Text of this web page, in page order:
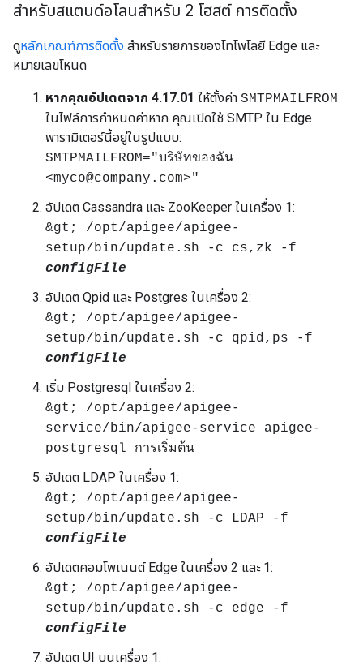
สำหรับสแตนด์อโลนสำหรับ 2 โฮสต์ การติดตั้ง
ดูหลักเกณฑ์การติดตั้ง สำหรับรายการของโทโพโลยี Edge และ
หมายเลขโหนด
หากคุณอัปเดตจาก 4.17.01 ให้ตั้งค่า SMTPMAILFROM
ในไฟล์การกำหนดค่าหาก คุณเปิดใช้ SMTP ใน Edge
พารามิเตอร์นี้อยู่ในรูปแบบ:
SMTPMAILFROM="บริษัทของฉัน
<myco@company.com>"
อัปเดต Cassandra และ ZooKeeper ในเครื่อง 1:
&gt; /opt/apigee/apigee-
setup/bin/update.sh -c cs,zk -f
configFile
อัปเดต Qpid และ Postgres ในเครื่อง 2:
&gt; /opt/apigee/apigee-
setup/bin/update.sh -c qpid,ps -f
configFile
เริ่ม Postgresql ในเครื่อง 2:
&gt; /opt/apigee/apigee-
service/bin/apigee-service apigee-
postgresql การเริ่มต้น
อัปเดต LDAP ในเครื่อง 1:
&gt; /opt/apigee/apigee-
setup/bin/update.sh -c LDAP -f
configFile
อัปเดตคอมโพเนนต์ Edge ในเครื่อง 2 และ 1:
&gt; /opt/apigee/apigee-
setup/bin/update.sh -c edge -f
configFile
อัปเดต UI บนเครื่อง 1: